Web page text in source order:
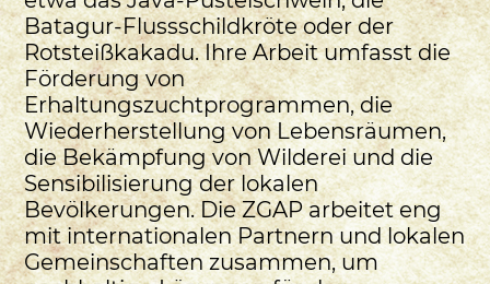
Batagur-Flussschildkröte oder der
Rotsteißkakadu. Ihre Arbeit umfasst die
Förderung von
Erhaltungszuchtprogrammen, die
Wiederherstellung von Lebensräumen,
die Bekämpfung von Wilderei und die
Sensibilisierung der lokalen
Bevölkerungen. Die ZGAP arbeitet eng
mit internationalen Partnern und lokalen
Gemeinschaften zusammen, um